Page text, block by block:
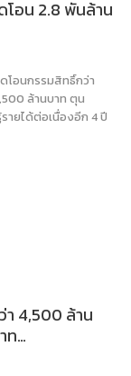
โอน 2.8 พันล้าน
โอนกรรมสิทธิ์กว่า
ล้านบาท ตุน
ายได้ต่อเนื่องอีก 4 ปี
า 4,500 ล้าน
ท…